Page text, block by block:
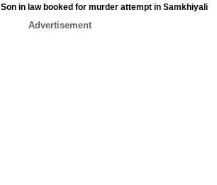
Son in law booked for murder attempt in Samkhiyali
Advertisement